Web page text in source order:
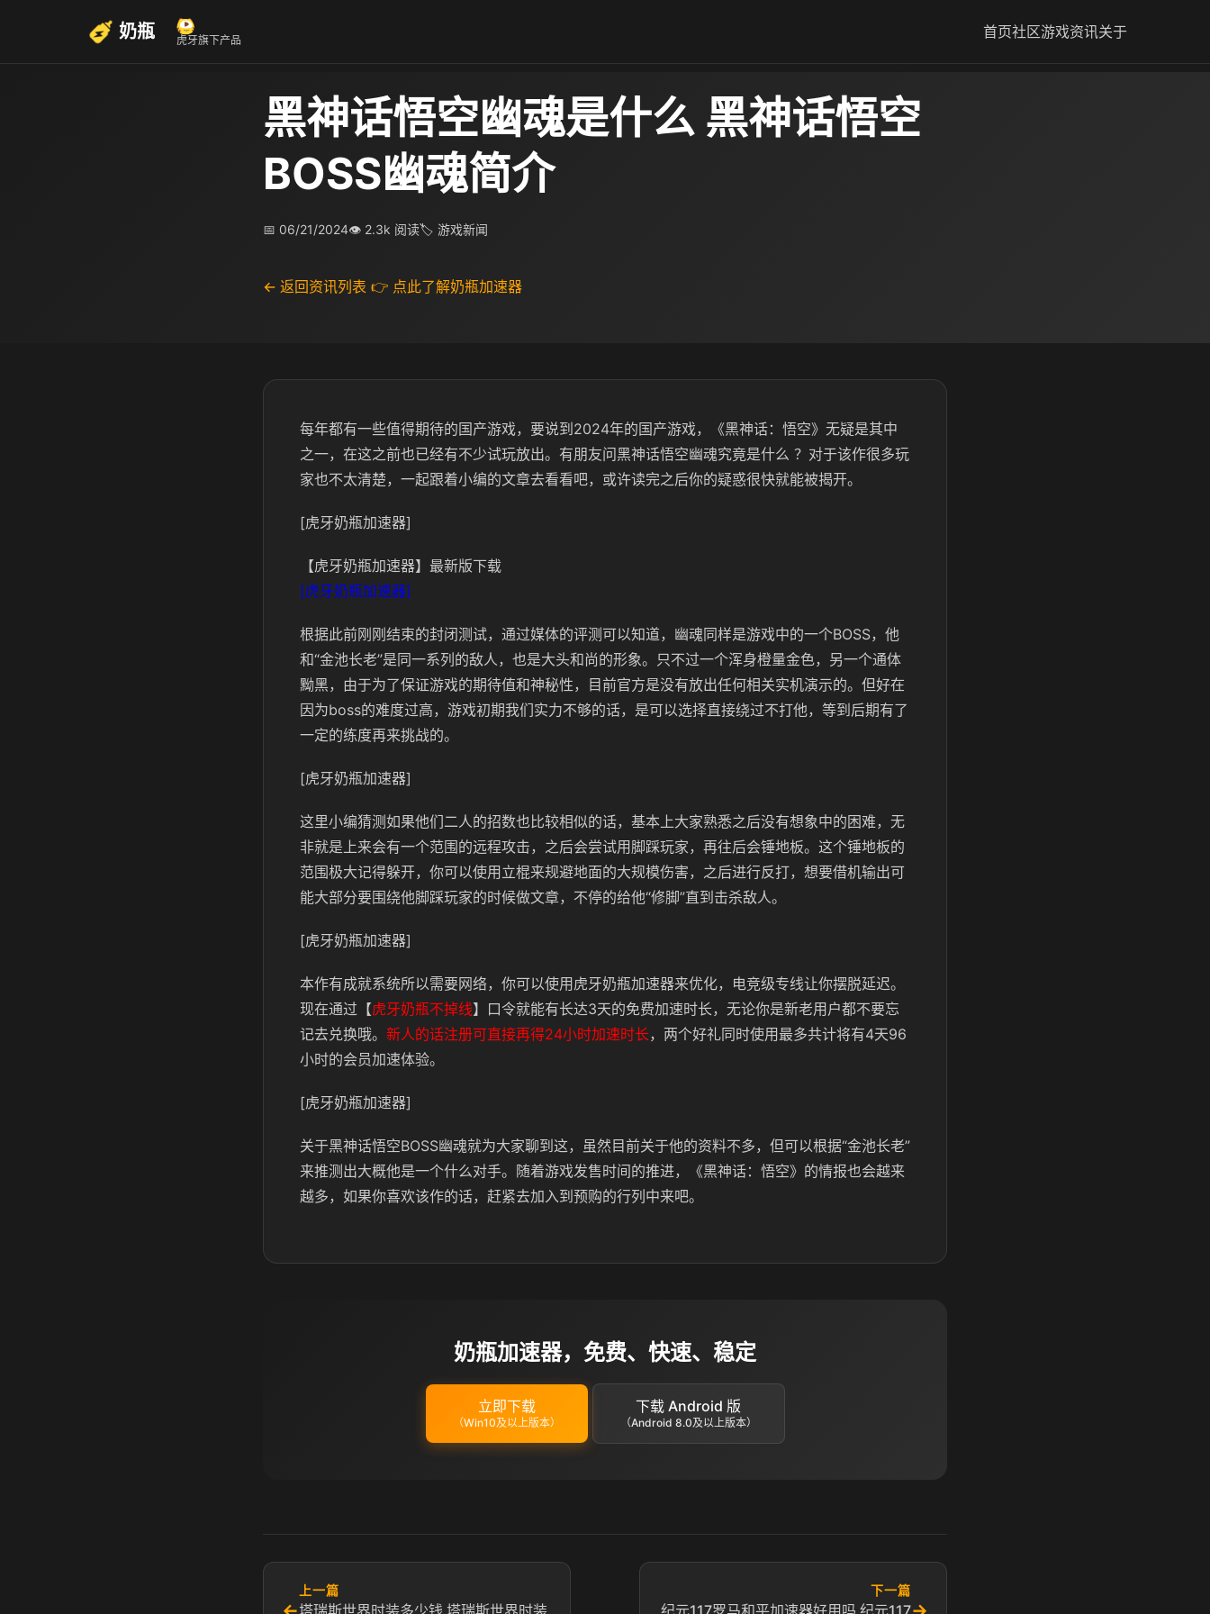
奶瓶 虎牙旗下产品 首页社区游戏资讯关于
黑神话悟空幽魂是什么 黑神话悟空
BOSS幽魂简介
📅 06/21/2024👁 2.3k 阅读🏷 游戏新闻
← 返回资讯列表 👉 点此了解奶瓶加速器
每年都有一些值得期待的国产游戏，要说到2024年的国产游戏，《黑神话：悟空》无疑是其中
之一，在这之前也已经有不少试玩放出。有朋友问黑神话悟空幽魂究竟是什么 ？对于该作很多玩
家也不太清楚，一起跟着小编的文章去看看吧，或许读完之后你的疑惑很快就能被揭开。
[虎牙奶瓶加速器]
【虎牙奶瓶加速器】最新版下载
[虎牙奶瓶加速器]
根据此前刚刚结束的封闭测试，通过媒体的评测可以知道，幽魂同样是游戏中的一个BOSS，他
和“金池长老”是同一系列的敌人，也是大头和尚的形象。只不过一个浑身橙量金色，另一个通体
黝黑，由于为了保证游戏的期待值和神秘性，目前官方是没有放出任何相关实机演示的。但好在
因为boss的难度过高，游戏初期我们实力不够的话，是可以选择直接绕过不打他，等到后期有了
一定的练度再来挑战的。
[虎牙奶瓶加速器]
这里小编猜测如果他们二人的招数也比较相似的话，基本上大家熟悉之后没有想象中的困难，无
非就是上来会有一个范围的远程攻击，之后会尝试用脚踩玩家，再往后会锤地板。这个锤地板的
范围极大记得躲开，你可以使用立棍来规避地面的大规模伤害，之后进行反打，想要借机输出可
能大部分要围绕他脚踩玩家的时候做文章，不停的给他“修脚”直到击杀敌人。
[虎牙奶瓶加速器]
本作有成就系统所以需要网络，你可以使用虎牙奶瓶加速器来优化，电竞级专线让你摆脱延迟。
现在通过【虎牙奶瓶不掉线】口令就能有长达3天的免费加速时长，无论你是新老用户都不要忘
记去兑换哦。 新人的话注册可直接再得24小时加速时长 ，两个好礼同时使用最多共计将有4天96
小时的会员加速体验。
[虎牙奶瓶加速器]
关于黑神话悟空BOSS幽魂就为大家聊到这，虽然目前关于他的资料不多，但可以根据“金池长老”
来推测出大概他是一个什么对手。随着游戏发售时间的推进，《黑神话：悟空》的情报也会越来
越多，如果你喜欢该作的话，赶紧去加入到预购的行列中来吧。
奶瓶加速器，免费、快速、稳定
立即下载
（Win10及以上版本）
下载 Android 版
（Android 8.0及以上版本）
上一篇
塔瑞斯世界时装多少钱 塔瑞斯世界时装
下一篇
纪元117罗马和平加速器好用吗 纪元117